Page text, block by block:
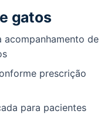
gatos
acompanhamento de
prescrição
para pacientes